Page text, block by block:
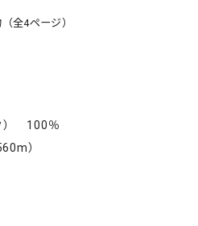
全4ページ）
） 100％
）